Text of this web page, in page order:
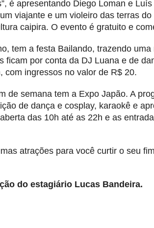
é apresentando Diego Loman e
viajante e um violeiro das terras
caipira. O evento é gratuito e
tem a festa Bailando, trazendo
ficam por conta da DJ Luana e de
com ingressos no valor de R$ 20.
de semana tem a Expo Japão. A
de dança e cosplay, karaokê e
das 10h até as 22h e as
atrações para você curtir o seu
do estagiário Lucas Bandeira.